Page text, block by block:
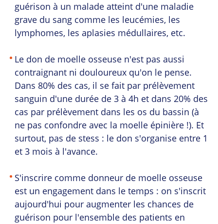
guérison à un malade atteint d'une maladie
grave du sang comme les leucémies, les
lymphomes, les aplasies médullaires, etc.
Le don de moelle osseuse n'est pas aussi
contraignant ni douloureux qu'on le pense.
Dans 80% des cas, il se fait par prélèvement
sanguin d'une durée de 3 à 4h et dans 20% des
cas par prélèvement dans les os du bassin (à
ne pas confondre avec la moelle épinière !). Et
surtout, pas de stess : le don s'organise entre 1
et 3 mois à l'avance.
S'inscrire comme donneur de moelle osseuse
est un engagement dans le temps : on s'inscrit
aujourd'hui pour augmenter les chances de
guérison pour l'ensemble des patients en